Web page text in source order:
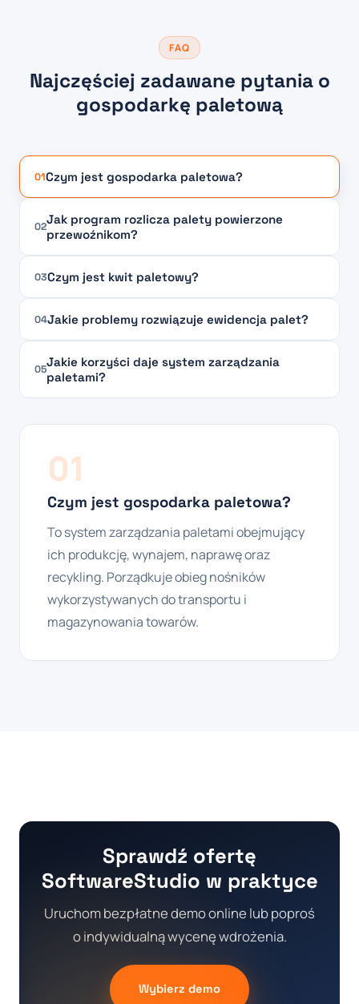
FAQ
Najczęściej zadawane pytania o
gospodarkę paletową
01Czym jest gospodarka paletowa?
02Jak program rozlicza palety powierzone
przewoźnikom?
03Czym jest kwit paletowy?
04Jakie problemy rozwiązuje ewidencja palet?
05Jakie korzyści daje system zarządzania
paletami?
01
Czym jest gospodarka paletowa?
To system zarządzania paletami obejmujący
ich produkcję, wynajem, naprawę oraz
recykling. Porządkuje obieg nośników
wykorzystywanych do transportu i
magazynowania towarów.
Sprawdź ofertę
SoftwareStudio w praktyce
Uruchom bezpłatne demo online lub poproś
o indywidualną wycenę wdrożenia.
Wybierz demo